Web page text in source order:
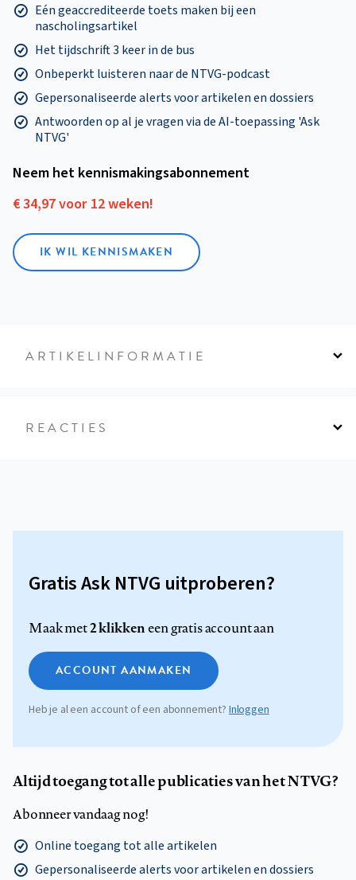
Eén geaccrediteerde toets maken bij een
nascholingsartikel
Het tijdschrift 3 keer in de bus
Onbeperkt luisteren naar de NTVG-podcast
Gepersonaliseerde alerts voor artikelen en dossiers
Antwoorden op al je vragen via de AI-toepassing 'Ask
NTVG'
Neem het kennismakings­abonnement
€ 34,97 voor 12 weken!
IK WIL KENNISMAKEN
ARTIKELINFORMATIE
REACTIES
Gratis Ask NTVG uitproberen?
Maak met2 klikkeneen gratis account aan
ACCOUNT AANMAKEN
Heb je al een account of een abonnement?Inloggen
Altijd toegang tot alle publicaties van het NTVG?
Abonneer vandaag nog!
Online toegang tot alle artikelen
Gepersonaliseerde alerts voor artikelen en dossiers